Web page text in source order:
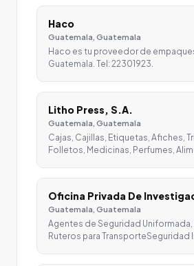
Haco
Guatemala, Guatemala
Haco es tu proveedor de
Guatemala. Tel: 22301923.
Litho Press, S.A.
Guatemala, Guatemala
Cajas, Cajillas, Etiquetas, Afiches,
Folletos, Medicinas, Perfumes,
Oficina Privada De
Guatemala, Guatemala
Agentes de Seguridad
Ruteros para TransporteSeguridad